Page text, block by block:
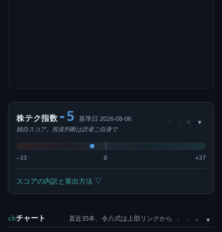
株テク指数 -5 基準日 2026-08-06
独自スコア。投資判断は読者ご自身で
↑ ↓ ×
−33 0 +37
スコアの内訳と算出方法 ▽
chチャート 直近35本、令八式は上部リンクから ↑ ↓ ×